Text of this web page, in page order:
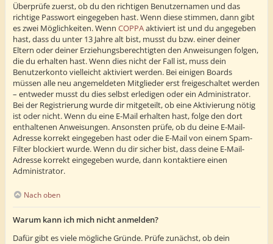
Überprüfe zuerst, ob du den richtigen Benutzernamen und das
richtige Passwort eingegeben hast. Wenn diese stimmen, dann gibt
es zwei Möglichkeiten. Wenn COPPAaktiviert ist und du angegeben
hast, dass du unter 13 Jahre alt bist, musst du bzw. einer deiner
Eltern oder deiner Erziehungsberechtigten den Anweisungen folgen,
die du erhalten hast. Wenn dies nicht der Fall ist, muss dein
Benutzerkonto vielleicht aktiviert werden. Bei einigen Boards
müssen alle neu angemeldeten Mitglieder erst freigeschaltet werden
– entweder musst du dies selbst erledigen oder ein Administrator.
Bei der Registrierung wurde dir mitgeteilt, ob eine Aktivierung nötig
ist oder nicht. Wenn du eine E-Mail erhalten hast, folge den dort
enthaltenen Anweisungen. Ansonsten prüfe, ob du deine E-Mail-
Adresse korrekt eingegeben hast oder die E-Mail von einem Spam-
Filter blockiert wurde. Wenn du dir sicher bist, dass deine E-Mail-
Adresse korrekt eingegeben wurde, dann kontaktiere einen
Administrator.
Nach oben
Warum kann ich mich nicht anmelden?
Dafür gibt es viele mögliche Gründe. Prüfe zunächst, ob dein